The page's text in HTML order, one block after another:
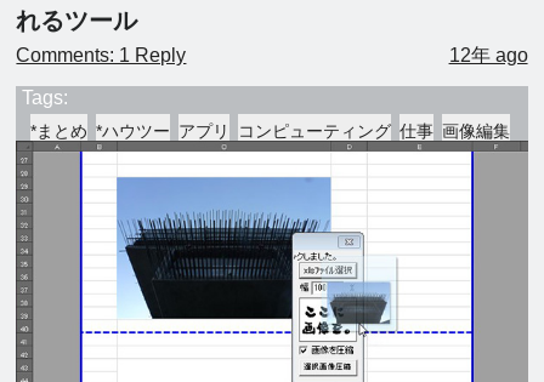
れるツール
Comments: 1 Reply 12年 ago
Tags:
*まとめ *ハウツー アプリ コンピューティング 仕事 画像編集